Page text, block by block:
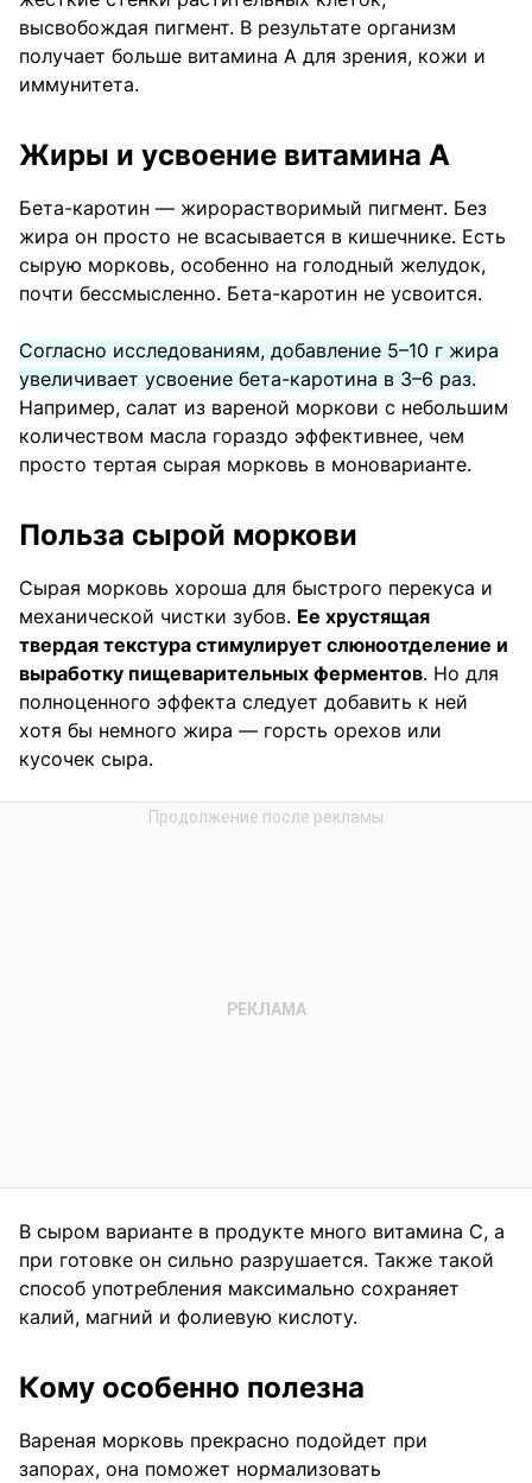
высвобождая пигмент. В результате организм
получает больше витамина A для зрения, кожи и
иммунитета.
Жиры и усвоение витамина А
Бета-каротин — жирорастворимый пигмент. Без
жира он просто не всасывается в кишечнике. Есть
сырую морковь, особенно на голодный желудок,
почти бессмысленно. Бета-каротин не усвоится.
Согласно исследованиям, добавление 5–10 г жира
увеличивает усвоение бета-каротина в 3–6 раз.
Например, салат из вареной моркови с небольшим
количеством масла гораздо эффективнее, чем
просто тертая сырая морковь в моноварианте.
Польза сырой моркови
Сырая морковь хороша для быстрого перекуса и
механической чистки зубов. Ее хрустящая
твердая текстура стимулирует слюноотделение и
выработку пищеварительных ферментов. Но для
полноценного эффекта следует добавить к ней
хотя бы немного жира — горсть орехов или
кусочек сыра.
В сыром варианте в продукте много витамина С, а
при готовке он сильно разрушается. Также такой
способ употребления максимально сохраняет
калий, магний и фолиевую кислоту.
Кому особенно полезна
Вареная морковь прекрасно подойдет при
запорах, она поможет нормализовать